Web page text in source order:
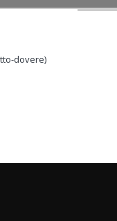
dovere)